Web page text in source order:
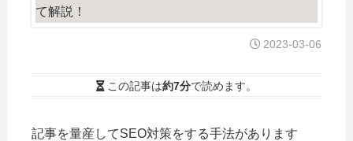
2023-03-06
この記事は約7分で読めます。
記事を量産してSEO対策をする手法があります